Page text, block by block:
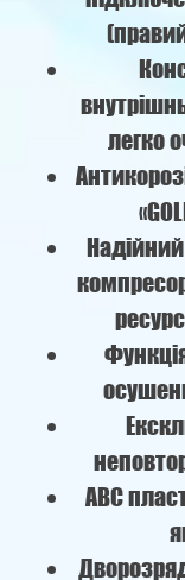
легко
ABC